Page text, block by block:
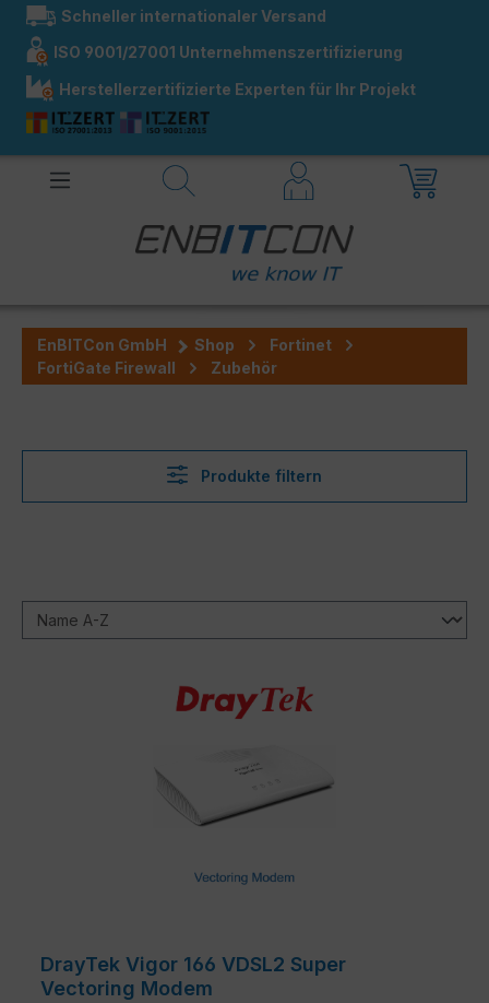
springen
Schneller internationaler Versand
ISO 9001/27001 Unternehmenszertifizierung
Herstellerzertifizierte Experten für Ihr Projekt
EnBITCon GmbH Shop
Fortinet
FortiGate Firewall
Zubehör
Produkte filtern
DrayTek Vigor 166 VDSL2 Super
Vectoring Modem